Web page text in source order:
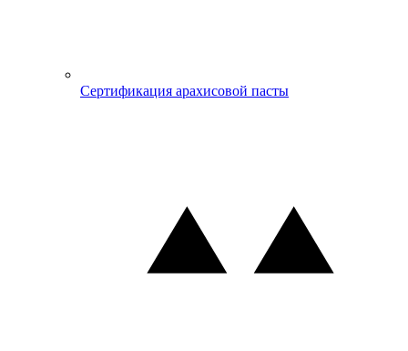
Сертификация арахисовой пасты